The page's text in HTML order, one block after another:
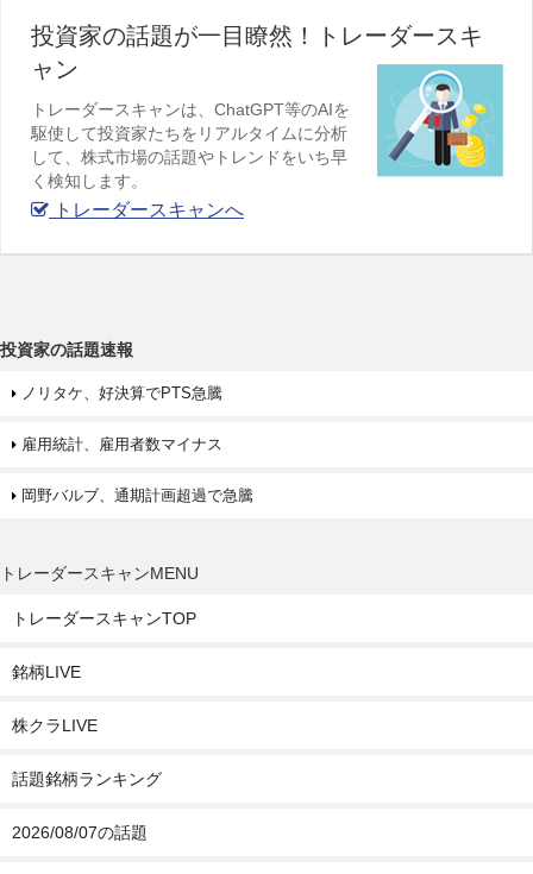
投資家の話題が一目瞭然！トレーダースキ
ャン
トレーダースキャンは、ChatGPT等のAIを
駆使して投資家たちをリアルタイムに分析
して、株式市場の話題やトレンドをいち早
く検知します。
トレーダースキャンへ
投資家の話題速報
ノリタケ、好決算でPTS急騰
雇用統計、雇用者数マイナス
岡野バルブ、通期計画超過で急騰
トレーダースキャンMENU
トレーダースキャンTOP
銘柄LIVE
株クラLIVE
話題銘柄ランキング
2026/08/07の話題